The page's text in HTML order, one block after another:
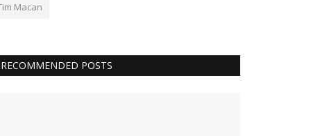
Macan
RECOMMENDED POSTS